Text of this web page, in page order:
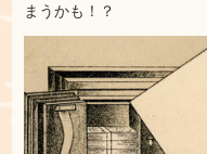
まうかも！？